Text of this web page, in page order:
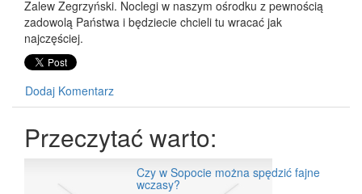
Zalew Zegrzyński. Noclegi w naszym ośrodku z pewnością
zadowolą Państwa i będziecie chcieli tu wracać jak
najczęściej.
Dodaj Komentarz
Przeczytać warto:
Czy w Sopocie można spędzić fajne
wczasy?